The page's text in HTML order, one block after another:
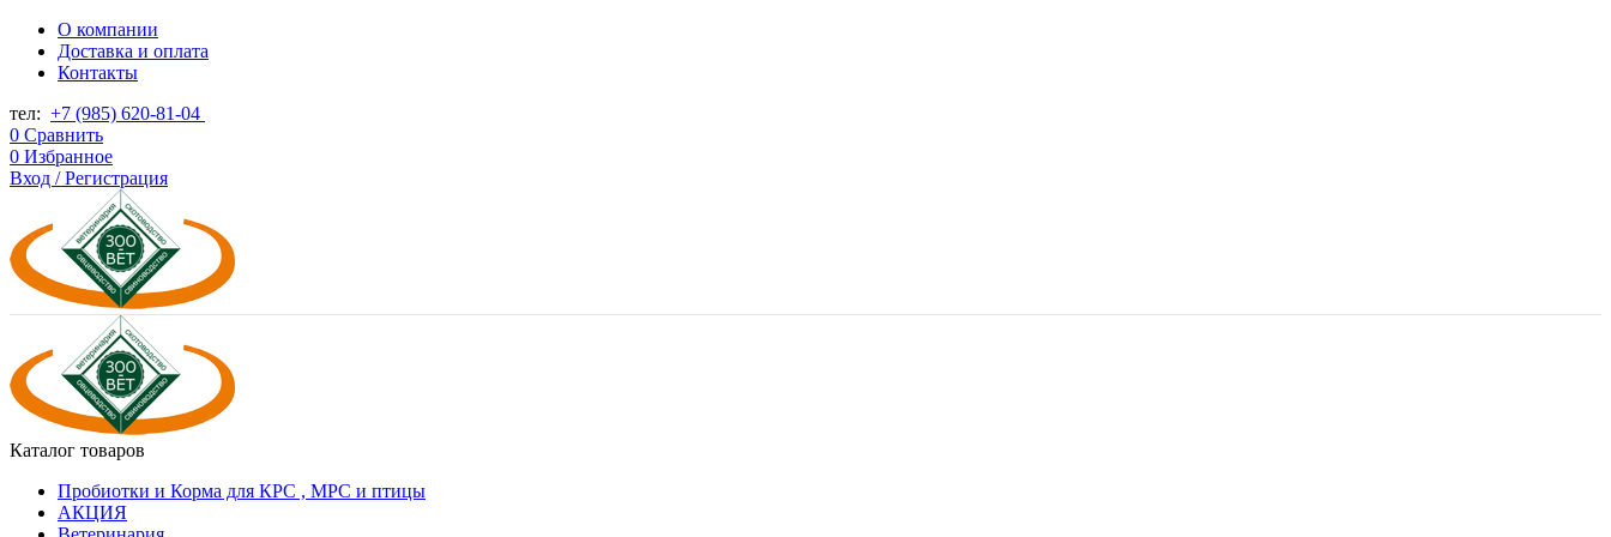
О компании
Доставка и оплата
Контакты
тел: +7 (985) 620-81-04
0 Сравнить
0 Избранное
Вход / Регистрация
Каталог товаров
Пробиотки и Корма для КРС , МРС и птицы
АКЦИЯ